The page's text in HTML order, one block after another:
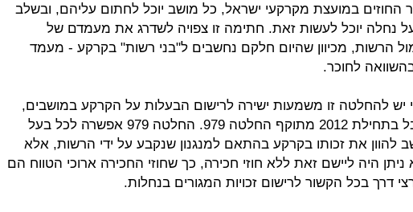
החוזים במועצת מקרקעי ישראל, כל מושב יוכל לחתום עליהם, ובשלב
נחלה יוכל לעשות זאת. חתימה זו צפויה לשדרג את מעמדם של
הרשות, מכיוון שהיום חלקם נחשבים ל"בני רשות" בקרקע - מעמד
לחוכר.
יש להחלטה זו משמעות ישירה לרישום הבעלות על הקרקע במושבים,
אשר התקבל בתחילת 2012 מתוקף החלטה 979. החלטה 979 אפשרה לכל בעל
להוון את זכותו בקרקע בהתאם למנגנון שנקבע על ידי הרשות, אלא
היה ליישם זאת ללא חוזי חכירה, כך שחוזי החכירה ארוכי הטווח הם
דרך בכל הקשור לרישום זכויות המגורים בנחלות.